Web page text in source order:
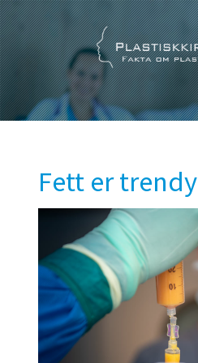
Om oss
Om oss
Bidragsytere
Personvern
Fett er trendy